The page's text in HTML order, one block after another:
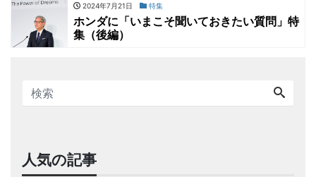
2024年7月21日 特集
ホンダに「いまこそ聞いておきたい質問」特
集（後編）
人気の記事